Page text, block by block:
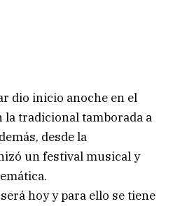
dio inicio anoche en el
la tradicional tamborada a
desde la
un festival musical y
hoy y para ello se tiene